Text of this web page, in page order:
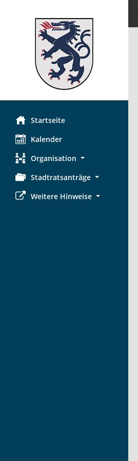
Startseite
Kalender
Organisation
Stadtratsanträge
Weitere Hinweise